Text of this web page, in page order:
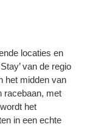
locaties en
van de regio
het midden van
racebaan, met
het
in een echte